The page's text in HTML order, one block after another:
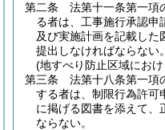
第二条
法第十一条第一項
る者は、工事施行承認申
及び実施計画を記載した
提出しなければならない。
(地すべり防止区域にお
第三条
法第十八条第一項
する者は、制限行為許可
に掲げる図書を添えて、
ならない。